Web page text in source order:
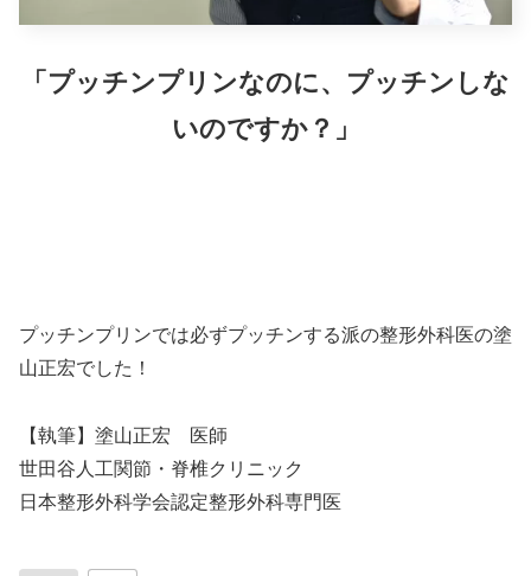
「プッチンプリンなのに、プッチンしな
いのですか？」
プッチンプリンでは必ずプッチンする派の整形外科医の塗
山正宏でした！
【執筆】塗山正宏 医師
世田谷人工関節・脊椎クリニック
日本整形外科学会認定整形外科専門医